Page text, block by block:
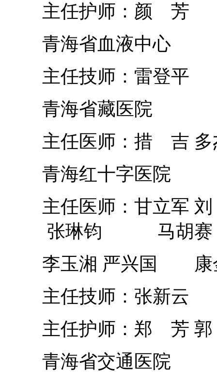
主任护师：颜 芳
青海省血液中心
主任技师：雷登平
青海省藏医院
主任医师：措 吉 多
青海红十字医院
主任医师：甘立军
张琳钧 马胡赛
李玉湘 严兴国
主任技师：张新云
主任护师：郑 芳 郭
青海省交通医院